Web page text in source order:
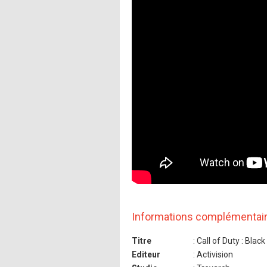
Informations
Titre
: Call of Duty : Black
Editeur
: Activision